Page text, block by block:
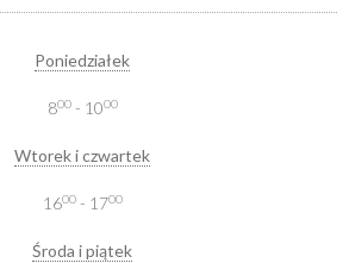
Poniedziałek
800- 1000
Wtorek i czwartek
1600- 1700
Środa i piątek